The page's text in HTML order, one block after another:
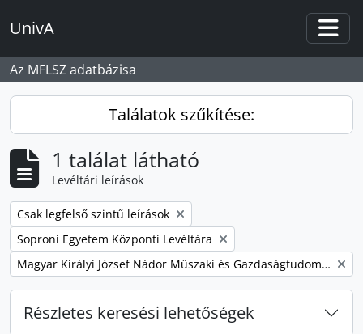
UnivA
Az MFLSZ adatbázisa
Találatok szűkítése:
1 találat látható
Levéltári leírások
Remove filter:
Csak legfelső szintű leírások
Remove filter:
Soproni Egyetem Központi Levéltára
Remove filter:
Magyar Királyi József Nádor Műszaki és Gazdaságtudományi Egyetem Bánya-, Kohó- és Erdőmérnöki Kar
Részletes keresési lehetőségek